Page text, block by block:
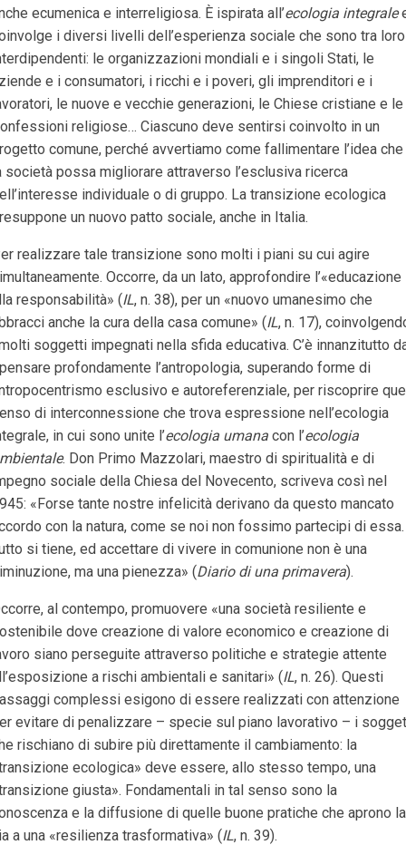
ecumenica e interreligiosa. È ispirata all’ecologia integrale
i diversi livelli dell’esperienza sociale che sono tra loro
le organizzazioni mondiali e i singoli Stati, le
e i consumatori, i ricchi e i poveri, gli imprenditori e i
le nuove e vecchie generazioni, le Chiese cristiane e le
religiose… Ciascuno deve sentirsi coinvolto in un
comune, perché avvertiamo come fallimentare l’idea che
società possa migliorare attraverso l’esclusiva ricerca
individuale o di gruppo. La transizione ecologica
un nuovo patto sociale, anche in Italia.
realizzare tale transizione sono molti i piani su cui agire
Occorre, da un lato, approfondire l’«educazione
responsabilità» (IL, n. 38), per un «nuovo umanesimo che
anche la cura della casa comune» (IL, n. 17),
soggetti impegnati nella sfida educativa. C’è innanzitutto
profondamente l’antropologia, superando forme di
esclusivo e autoreferenziale, per riscoprire
di interconnessione che trova espressione nell’ecologia
in cui sono unite l’ecologia umana con l’ecologia
. Don Primo Mazzolari, maestro di spiritualità e di
sociale della Chiesa del Novecento, scriveva così nel
«Forse tante nostre infelicità derivano da questo mancato
con la natura, come se noi non fossimo partecipi di essa.
si tiene, ed accettare di vivere in comunione non è una
ma una pienezza» (Diario di una primavera).
al contempo, promuovere «una società resiliente e
dove creazione di valore economico e creazione di
siano perseguite attraverso politiche e strategie attente
a rischi ambientali e sanitari» (IL, n. 26). Questi
complessi esigono di essere realizzati con attenzione
evitare di penalizzare – specie sul piano lavorativo – i
rischiano di subire più direttamente il cambiamento: la
ecologica» deve essere, allo stesso tempo, una
giusta». Fondamentali in tal senso sono la
e la diffusione di quelle buone pratiche che aprono la
a una «resilienza trasformativa» (IL, n. 39).